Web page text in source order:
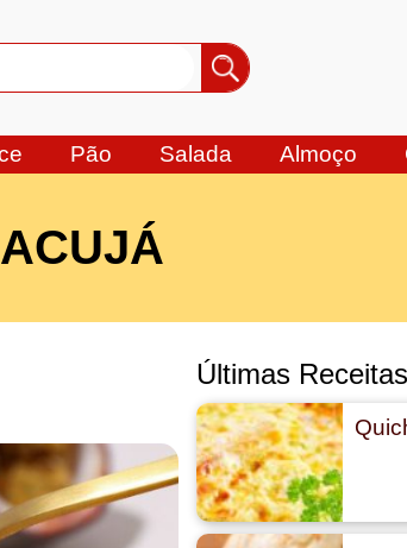
Pão Salada Almoço
Últimas Receitas